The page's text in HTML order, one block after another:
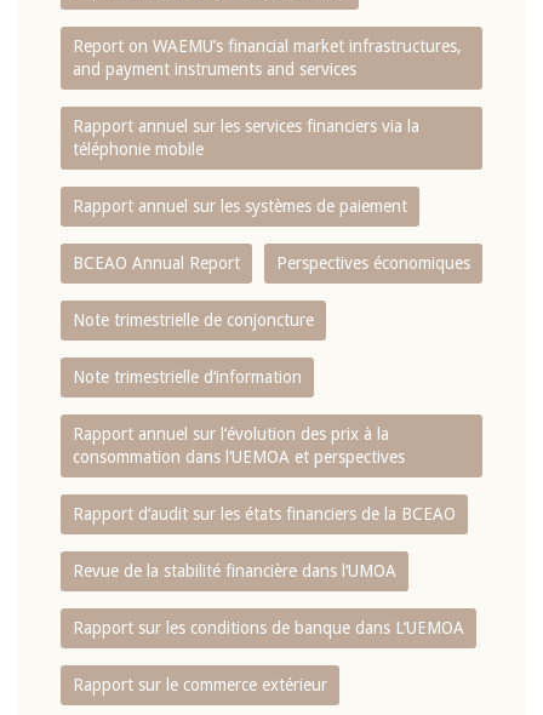
Report on WAEMU’s financial market infrastructures,
and payment instruments and services
Rapport annuel sur les services financiers via la
téléphonie mobile
Rapport annuel sur les systèmes de paiement
BCEAO Annual Report Perspectives économiques
Note trimestrielle de conjoncture
Note trimestrielle d‘information
Rapport annuel sur l‘évolution des prix à la
consommation dans l‘UEMOA et perspectives
Rapport d‘audit sur les états financiers de la BCEAO
Revue de la stabilité financière dans l‘UMOA
Rapport sur les conditions de banque dans L‘UEMOA
Rapport sur le commerce extérieur